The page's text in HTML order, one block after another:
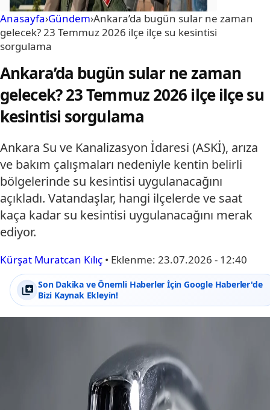
Anasayfa›Gündem›Ankara’da bugün sular ne zaman
gelecek? 23 Temmuz 2026 ilçe ilçe su kesintisi
sorgulama
Ankara’da bugün sular ne zaman
gelecek? 23 Temmuz 2026 ilçe ilçe su
kesintisi sorgulama
Ankara Su ve Kanalizasyon İdaresi (ASKİ), arıza
ve bakım çalışmaları nedeniyle kentin belirli
bölgelerinde su kesintisi uygulanacağını
açıkladı. Vatandaşlar, hangi ilçelerde ve saat
kaça kadar su kesintisi uygulanacağını merak
ediyor.
Kürşat Muratcan Kılıç • Eklenme: 23.07.2026 - 12:40
Son Dakika ve Önemli Haberler İçin Google Haberler'de
Bizi Kaynak Ekleyin!